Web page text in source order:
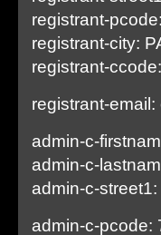
registrant-
registrant-city:
registrant-
registrant-
admin-c-
admin-c-
admin-c-street1:
admin-c-pcode: